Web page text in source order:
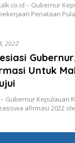
– Gubernur
Penataan
2022
Untuk
Gubernur Kepulauan
afirmasi 2022